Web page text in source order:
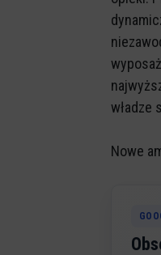
władze
Nowe